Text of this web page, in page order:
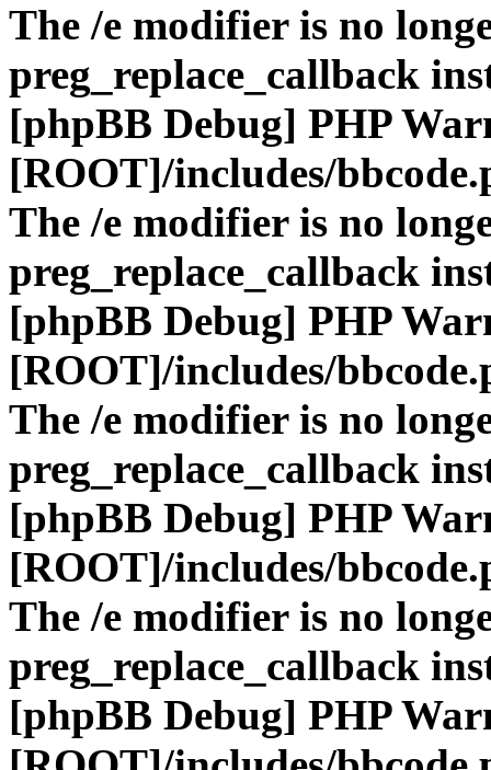
The /e modifier is no
preg_replace_callback
[phpBB Debug] PHP
[ROOT]/includes/
The /e modifier is no
preg_replace_callback
[phpBB Debug] PHP
[ROOT]/includes/
The /e modifier is no
preg_replace_callback
[phpBB Debug] PHP
[ROOT]/includes/
The /e modifier is no
preg_replace_callback
[phpBB Debug] PHP